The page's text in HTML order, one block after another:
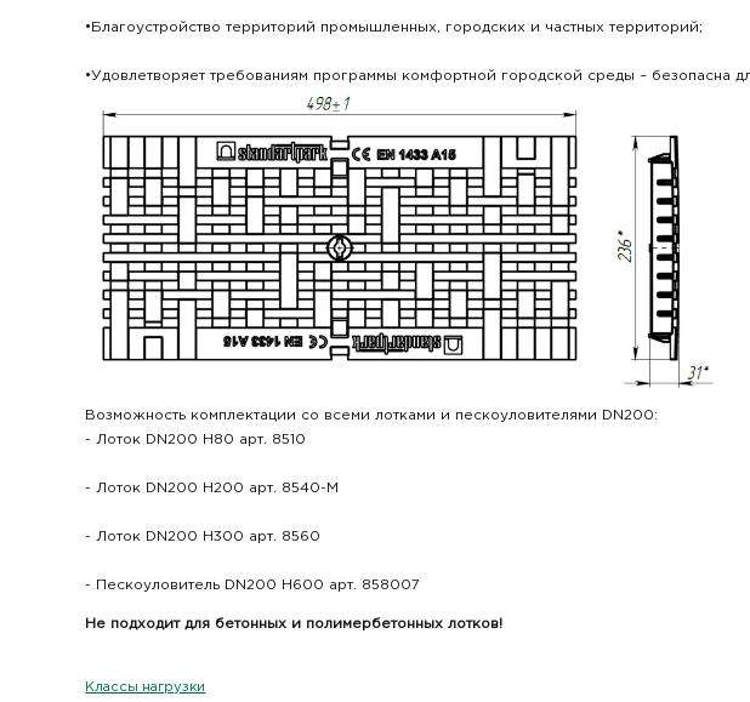
•Благоустройство территорий промышленных, городских и частных территорий;
•Удовлетворяет требованиям программы комфортной городской среды – безопасна
Возможность комплектации со всеми лотками и пескоуловителями DN200:
- Лоток DN200 Н80 арт. 8510
- Лоток DN200 Н200 арт. 8540-М
- Лоток DN200 Н300 арт. 8560
- Пескоуловитель DN200 Н600 арт. 858007
Не подходит для бетонных и полимербетонных лотков!
Классы нагрузки